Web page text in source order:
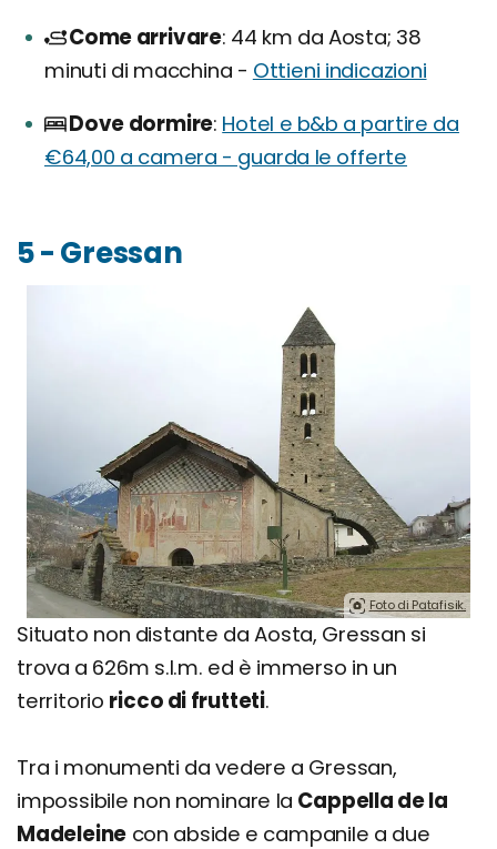
Come arrivare 44 km da Aosta; 38
minuti di macchina - Ottieni indicazioni
Dove dormire Hotel e b&b a partire da
€64,00 a camera - guarda le offerte
5 - Gressan
Foto di Patafisik.
Situato non distante da Aosta, Gressan si
trova a 626m s.l.m. ed è immerso in un
territorio ricco di frutteti.
Tra i monumenti da vedere a Gressan,
impossibile non nominare la Cappella de la
Madeleine con abside e campanile a due